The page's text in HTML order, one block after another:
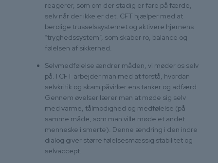
reagerer, som om der stadig er fare på færde,
selv når der ikke er det. CFT hjælper med at
berolige trusselssystemet og aktivere hjernens
“tryghedssystem”, som skaber ro, balance og
følelsen af sikkerhed.
Selvmedfølelse ændrer måden, vi møder os selv
på. I CFT arbejder man med at forstå, hvordan
selvkritik og skam påvirker ens tanker og adfærd.
Gennem øvelser lærer man at møde sig selv
med varme, tålmodighed og medfølelse (på
samme måde, som man ville møde et andet
menneske i smerte). Denne ændring i den indre
dialog giver større følelsesmæssig stabilitet og
selvaccept.